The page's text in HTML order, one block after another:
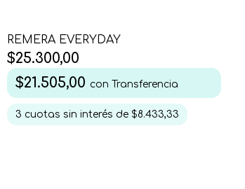
REMERA EVERYDAY
$25.300,00
$21.505,00 con Transferencia
3 cuotas sin interés de $8.433,33